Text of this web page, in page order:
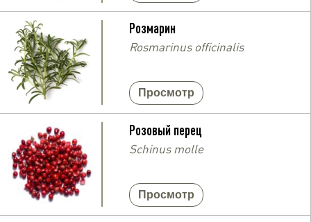
Розмарин
Rosmarinus officinalis
Просмотр
Розовый перец
Schinus molle
Просмотр